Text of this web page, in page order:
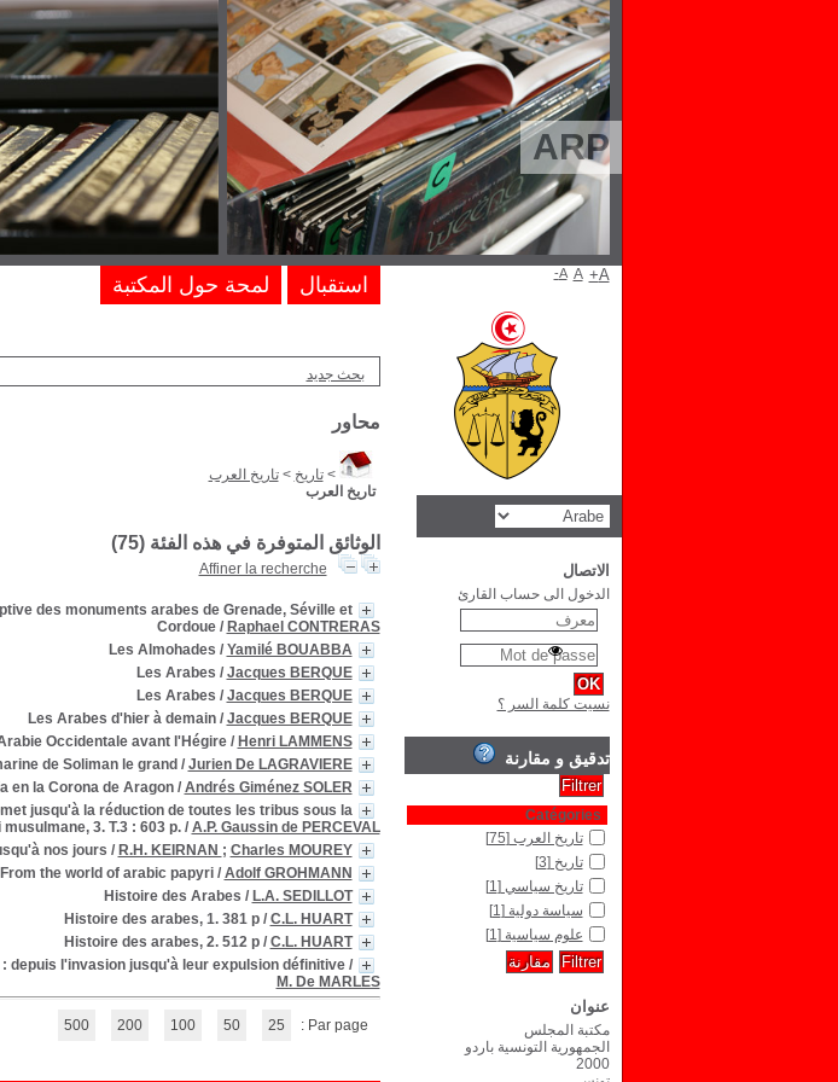
ARP
بحث جديد
محاور
>تاريخ >تاريخ العرب
تاريخ العرب
الوثائق المتوفرة في هذه الفئة (75
)
Affiner la recherche
des monuments arabes de Grenade, Séville et
Cordoue/ Raphael CONTRERAS
Les Almohades / Yamilé BOUABBA
Les Arabes / Jacques BERQUE
Les Arabes / Jacques BERQUE
Les Arabes d'hier à demain/ Jacques BERQUE
Occidentale avant l'Hégire/ Henri LAMMENS
de Soliman le grand / Jurien De LAGRAVIERE
en la Corona de Aragon/ Andrés Giménez SOLER
jusqu'à la réduction de toutes les tribus sous la
musulmane, 3. T.3 : 603 p./ A.P. Gaussin de PERCEVAL
nos jours / R.H. KEIRNAN ; Charles MOUREY
From the world of arabic papyri/ Adolf GROHMANN
Histoire des Arabes / L.A. SEDILLOT
Histoire des arabes, 1. 381 p/ C.L. HUART
Histoire des arabes, 2. 512 p/ C.L. HUART
depuis l'invasion jusqu'à leur expulsion définitive/
M. De MARLES
Par page :
25
50
100
200
500
استقبال لمحة حول المكتبة A- A A+
الاتصال
الدخول الى حساب القارئ
نسيت كلمة السر ؟
تدقيق و مقارنة
Catégories
تاريخ العرب [75]
تاريخ [3]
تاريخ سياسي [1]
سياسة دولية [1]
علوم سياسية [1]
عنوان
مكتبة المجلس
الجمهورية التونسية باردو
2000